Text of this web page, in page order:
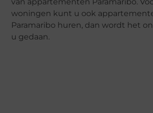
woningen kunt u ook
Paramaribo huren, dan wordt het
u gedaan.